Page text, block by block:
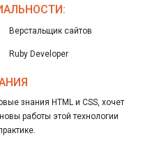
правил CSS Grid.
Верстальщик сайтов
Ruby Developer
знания HTML и CSS, хочет
работы этой технологии